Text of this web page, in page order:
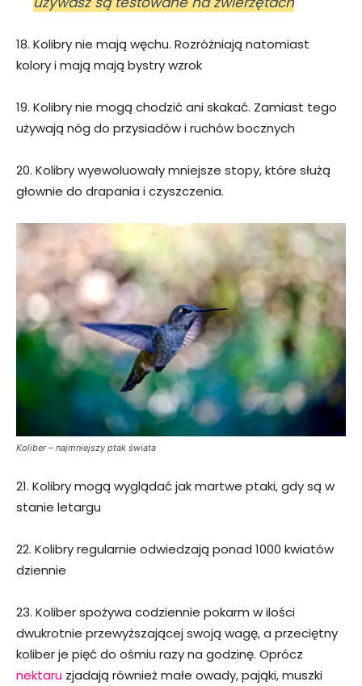
18. Kolibry nie mają węchu. Rozróżniają natomiast
kolory i mają mają bystry wzrok
19. Kolibry nie mogą chodzić ani skakać. Zamiast tego
używają nóg do przysiadów i ruchów bocznych
20. Kolibry wyewoluowały mniejsze stopy, które służą
głownie do drapania i czyszczenia.
Koliber – najmniejszy ptak świata
21. Kolibry mogą wyglądać jak martwe ptaki, gdy są w
stanie letargu
22. Kolibry regularnie odwiedzają ponad 1000 kwiatów
dziennie
23. Koliber spożywa codziennie pokarm w ilości
dwukrotnie przewyższającej swoją wagę, a przeciętny
koliber je pięć do ośmiu razy na godzinę. Oprócz
nektaru zjadają również małe owady, pająki, muszki